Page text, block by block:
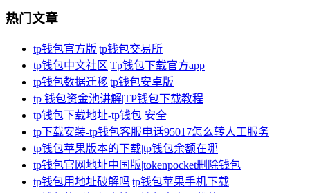
热门文章
tp钱包官方版|tp钱包交易所
tp钱包中文社区|Tp钱包下载官方app
tp钱包数据迁移|tp钱包安卓版
tp 钱包资金池讲解|TP钱包下载教程
tp钱包下载地址-tp钱包 安全
tp下载安装-tp钱包客服电话95017怎么转人工服务
tp钱包苹果版本的下载|tp钱包余额在哪
tp钱包官网地址中国版|tokenpocket删除钱包
tp钱包用地址破解吗|tp钱包苹果手机下载